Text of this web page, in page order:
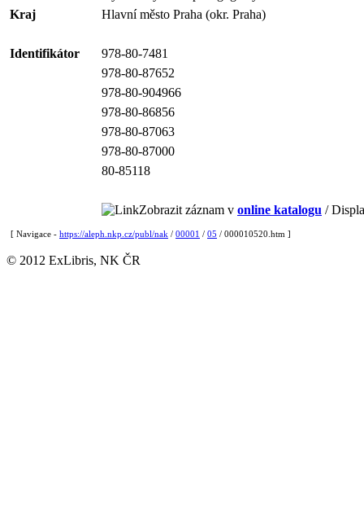
Kraj
Hlavní město Praha (okr. Praha)
Identifikátor
978-80-7481
978-80-87652
978-80-904966
978-80-86856
978-80-87063
978-80-87000
80-85118
Zobrazit záznam v online katalogu /
[ Navigace - https://aleph.nkp.cz/publ/nak / 00001 / 05 / 000010520.htm ]
© 2012 ExLibris, NK ČR